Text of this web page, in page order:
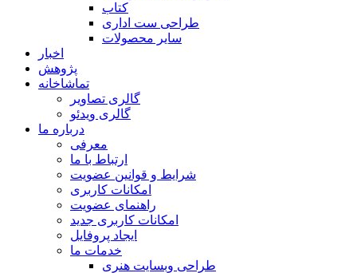
کتاب
طراحی ست اداری
سایر محصولات
اخبار
پژوهش
تماشاخانه
گالری تصاویر
گالری ویدئو
درباره ما
معرفی
ارتباط با ما
شرایط و قوانین عضویت
امکانات کاربری
راهنمای عضویت
امکانات کاربری جدید
ایجاد پروفایل
خدمات ما
طراحی وبسایت هنری